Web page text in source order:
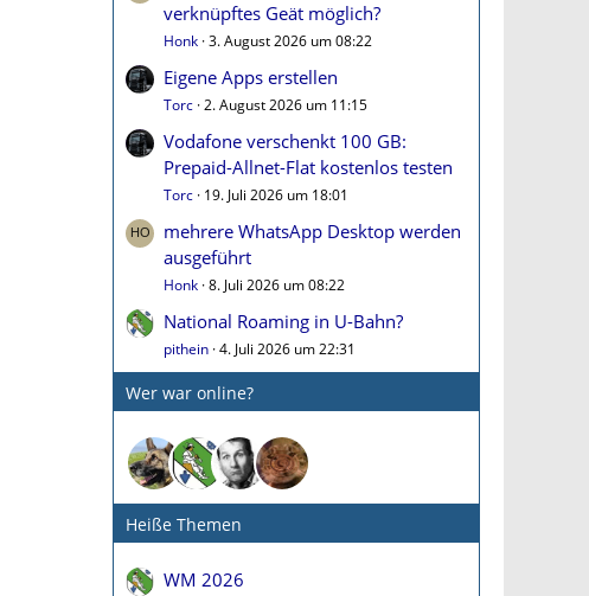
verknüpftes Geät möglich?
Honk 3. August 2026 um 08:22
Eigene Apps erstellen
Torc 2. August 2026 um 11:15
Vodafone verschenkt 100 GB:
Prepaid-Allnet-Flat kostenlos testen
Torc 19. Juli 2026 um 18:01
mehrere WhatsApp Desktop werden
ausgeführt
Honk 8. Juli 2026 um 08:22
National Roaming in U-Bahn?
pithein 4. Juli 2026 um 22:31
Wer war online?
Heiße Themen
WM 2026